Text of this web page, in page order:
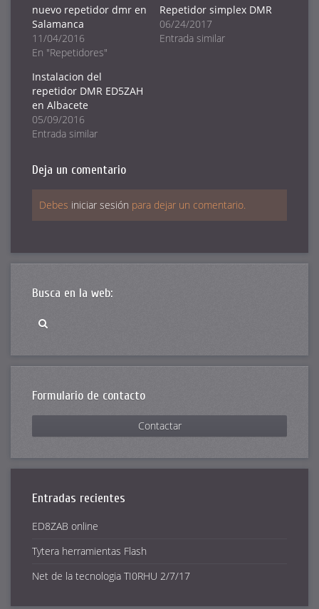
Twitter
(Se
abre
en
una
ventana
nueva)
Facebook
(Se
ventana
nueva)
Google+
(Se
nuevo repetidor dmr en
Salamanca
11/04/2016
En "Repetidores"
Repetidor simplex DMR
06/24/2017
Entrada similar
Instalacion del
repetidor DMR ED5ZAH
en Albacete
05/09/2016
Entrada similar
Deja un comentario
Debes iniciar sesión para dejar un comentario.
Busca en la web:
Formulario de contacto
Contactar
Entradas recientes
ED8ZAB online
Tytera herramientas Flash
Net de la tecnologia TI0RHU 2/7/17